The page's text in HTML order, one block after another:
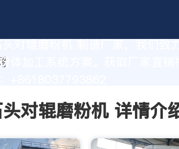
体加工系统方案。获取厂家直销
对辊磨粉机 详情介